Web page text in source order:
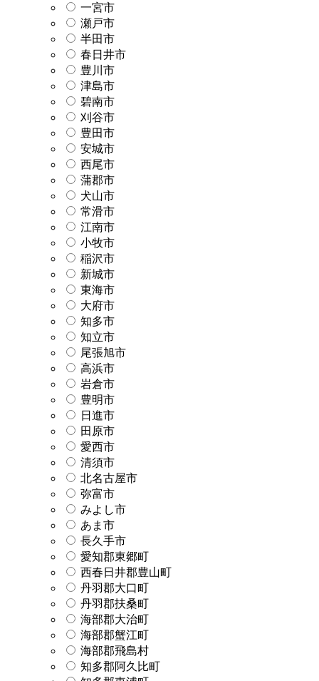
一宮市
瀬戸市
半田市
春日井市
豊川市
津島市
碧南市
刈谷市
豊田市
安城市
西尾市
蒲郡市
犬山市
常滑市
江南市
小牧市
稲沢市
新城市
東海市
大府市
知多市
知立市
尾張旭市
高浜市
岩倉市
豊明市
日進市
田原市
愛西市
清須市
北名古屋市
弥富市
みよし市
あま市
長久手市
愛知郡東郷町
西春日井郡豊山町
丹羽郡大口町
丹羽郡扶桑町
海部郡大治町
海部郡蟹江町
海部郡飛島村
知多郡阿久比町